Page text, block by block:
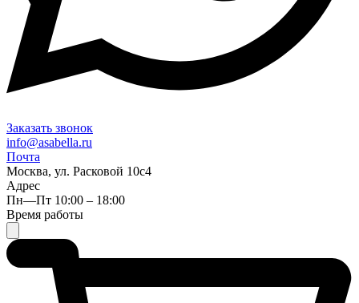
Заказать звонок
info@asabella.ru
Почта
Москва, ул. Расковой 10с4
Адрес
Пн—Пт 10:00 – 18:00
Время работы